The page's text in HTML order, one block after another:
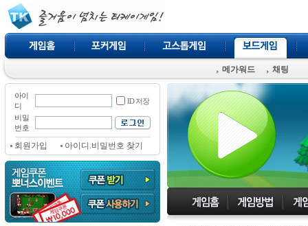
메가워드 채팅
아이
디
ID 저장
비밀
번호
회원가입 아이디.비밀번호 찾기